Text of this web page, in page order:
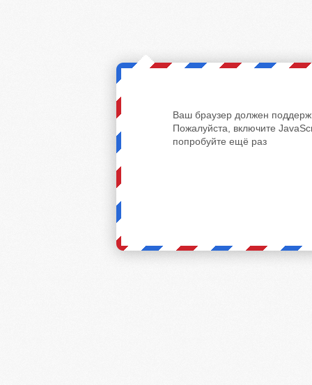
Ваш браузер должен
Пожалуйста, включите
попробуйте ещё раз